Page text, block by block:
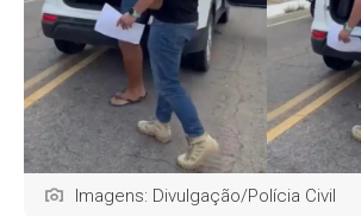
Imagens: Divulgação/Polícia Civil